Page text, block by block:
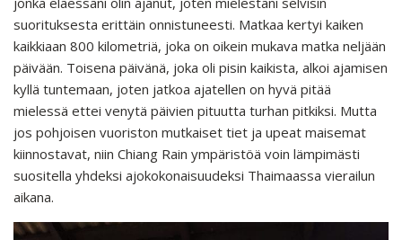
suorituksesta erittäin onnistuneesti. Matkaa kertyi kaiken
kaikkiaan 800 kilometriä, joka on oikein mukava matka neljään
päivään. Toisena päivänä, joka oli pisin kaikista, alkoi ajamisen
kyllä tuntemaan, joten jatkoa ajatellen on hyvä pitää
mielessä ettei venytä päivien pituutta turhan pitkiksi. Mutta
jos pohjoisen vuoriston mutkaiset tiet ja upeat maisemat
kiinnostavat, niin Chiang Rain ympäristöä voin lämpimästi
suositella yhdeksi ajokokonaisuudeksi Thaimaassa vierailun
aikana.